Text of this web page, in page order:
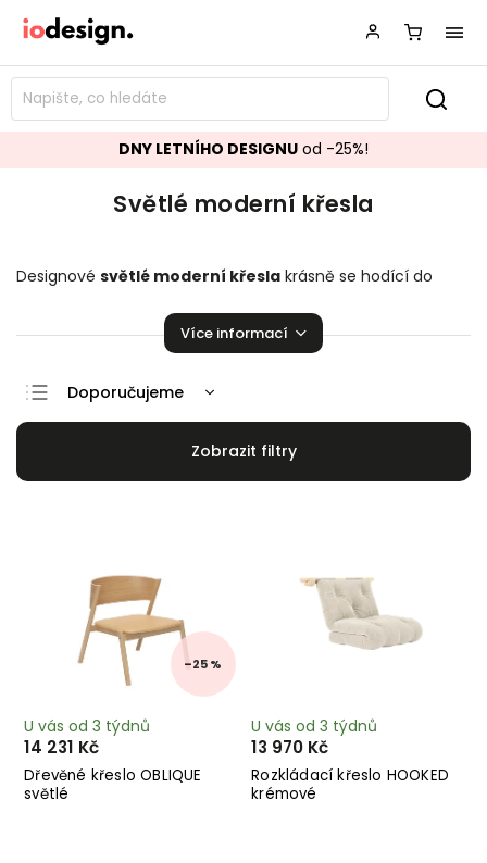
DNY LETNÍHO DESIGNU od -25%!
Světlé moderní křesla
Designové světlé moderní křesla krásně se hodící do
Více informací
Doporučujeme
Nejlevnější
–25 %
Dřevěné křeslo OBLIQUE
světlé
U vás od 3 týdnů
14 231 Kč
Rozkládací křeslo HOOKED
krémové
U vás od 3 týdnů
13 970 Kč